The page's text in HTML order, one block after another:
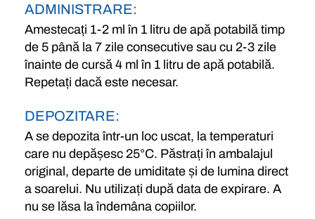
ADMINISTRARE:
Amestecați 1-2 ml în 1 litru de apă potabilă timp
de 5 până la 7 zile consecutive sau cu 2-3 zile
înainte de cursă 4 ml în 1 litru de apă potabilă.
Repetați dacă este necesar.
DEPOZITARE:
A se depozita într-un loc uscat, la temperaturi
care nu depășesc 25°C. Păstrați în ambalajul
original, departe de umiditate și de lumina direct
a soarelui. Nu utilizați după data de expirare. A
nu se lăsa la îndemâna copiilor.